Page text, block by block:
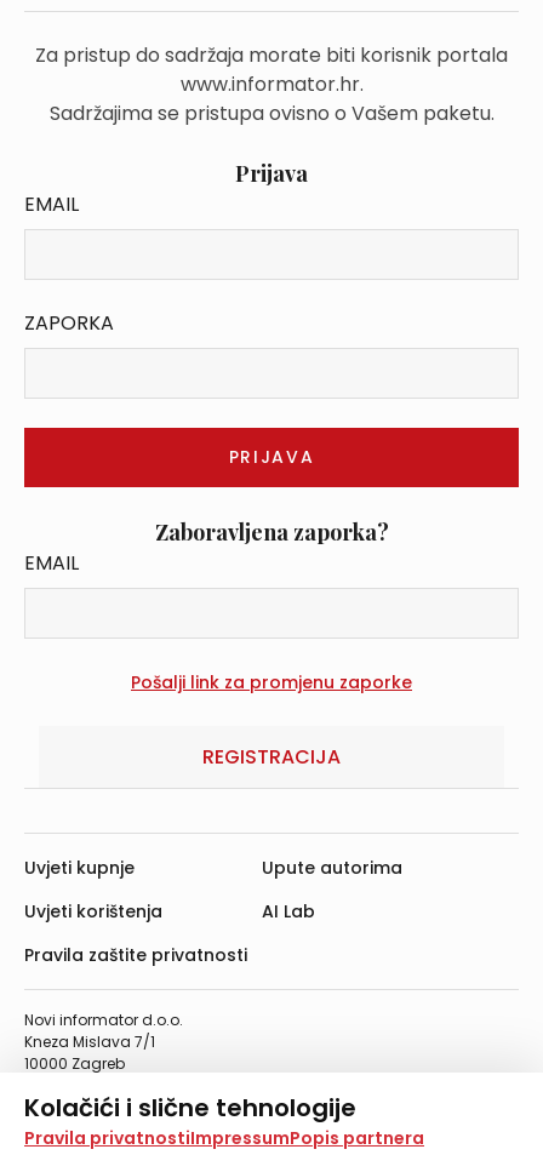
Kolačići i slične tehnologije
Na našoj web stranici koristimo kolačiće i slične
Pravila privatnostiImpressumPopis partnera
Za pristup do sadržaja morate biti korisnik portala
www.informator.hr.
Sadržajima se pristupa ovisno o Vašem paketu.
Prijava
EMAIL
ZAPORKA
Zaboravljena zaporka?
EMAIL
REGISTRACIJA
Novi informator d.o.o.
Kneza Mislava 7/1
10000 Zagreb
Telefaks: 01/4612-553
info@informator.hr
Uvjeti kupnje
Uvjeti korištenja
Pravila zaštite privatnosti
Upute autorima
AI Lab